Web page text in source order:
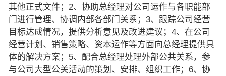
其他正式文件；2、协助总经理对公司运作与各职能部
门进行管理、协调内部各部门关系；3、跟踪公司经营
目标达成情况，提供分析意见及改进建议；4、在公司
经营计划、销售策略、资本运作等方面向总经理提供具
体的解决方案；5、配合总经理处理外部公共关系，参
与公司大型公关活动的策划、安排、组织工作；6、协